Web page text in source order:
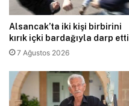
Alsancak’ta iki kişi birbirini
kırık içki bardağıyla darp etti
7 Ağustos 2026